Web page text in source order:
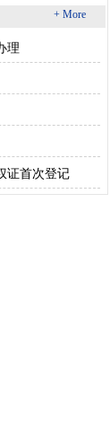
+ More
理
证首次登记